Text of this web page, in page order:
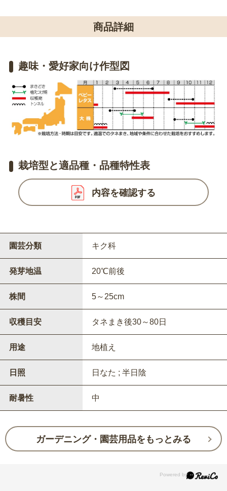
商品詳細
趣味・愛好家向け作型図
栽培型と適品種・品種特性表
内容を確認する
園芸分類 キク科
発芽地温 20℃前後
株間 5～25cm
収穫目安 タネまき後30～80日
用途 地植え
日照 日なた ; 半日陰
耐暑性 中
ガーデニング・園芸用品をもっとみる